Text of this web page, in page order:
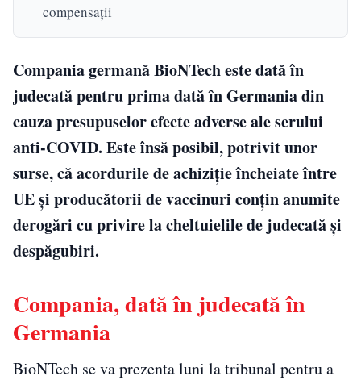
compensații
Compania germană BioNTech este dată în
judecată pentru prima dată în Germania din
cauza presupuselor efecte adverse ale serului
anti-COVID. Este însă posibil, potrivit unor
surse, că acordurile de achiziție încheiate între
UE și producătorii de vaccinuri conțin anumite
derogări cu privire la cheltuielile de judecată și
despăgubiri.
Compania, dată în judecată în
Germania
BioNTech se va prezenta luni la tribunal pentru a